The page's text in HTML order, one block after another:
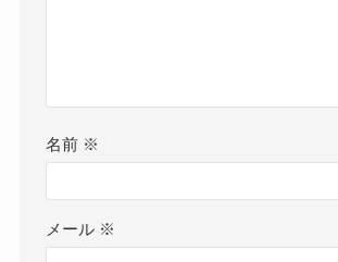
名前 ※
メール ※